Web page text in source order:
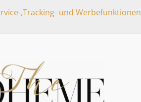
,Tracking- und Werbefunktionen